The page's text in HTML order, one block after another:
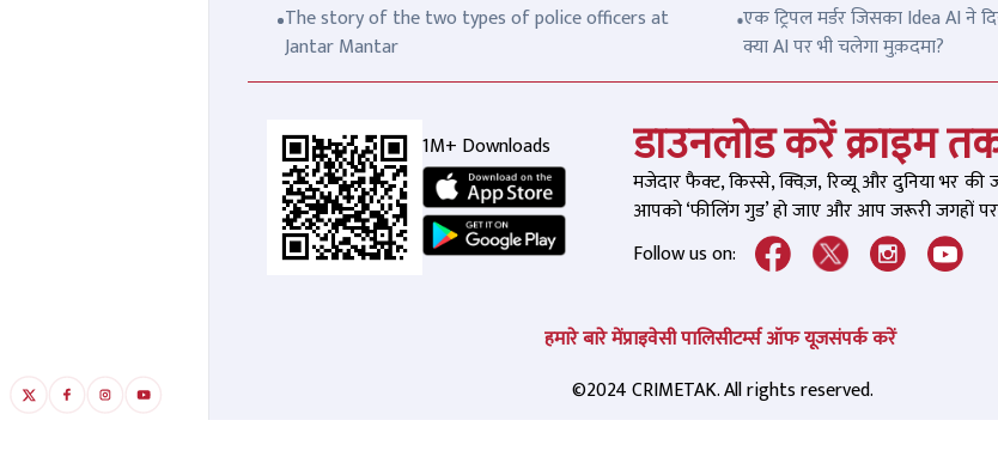
The story of the two types of police officers at
Jantar Mantar
एक ट्रिपल मर्डर जिसका Idea AI ने
क्या AI पर भी चलेगा मुक़दमा?
1M+ Downloads डाउनलोड करें क्राइम
मजेदार फैक्ट, किस्से, क्विज़, रिव्यू और दुनिया भर की
आपको ‘फीलिंग गुड’ हो जाए और आप जरूरी जगहों
Follow us on:
हमारे बारे मेंप्राइवेसी पालिसीटर्म्स ऑफ यूजसंपर्क करें
©2024 CRIMETAK. All rights reserved.